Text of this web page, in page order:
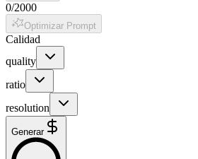
0/2000
Optimizar Prompt
Calidad
quality
ratio
resolution
Generar